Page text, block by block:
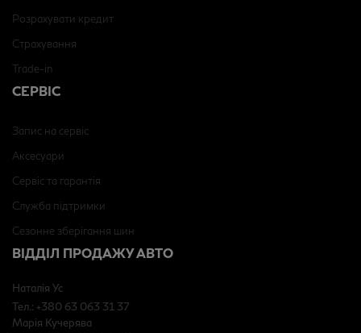
Розрахувати кредит
Страхування
Trade-in
СЕРВІС
Запис на сервіс
Аксесуари
Сервіс та гарантія
Служба підтримки
Сезонне зберігання шин
ВІДДІЛ ПРОДАЖУ АВТО
Наталія Ус
Тел.: +380 63 063 31 37
Марія Кучерява